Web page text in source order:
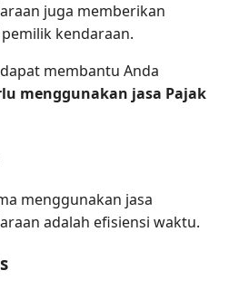
juga memberikan
kendaraan.
membantu Anda
menggunakan jasa Pajak
menggunakan jasa
adalah efisiensi waktu.